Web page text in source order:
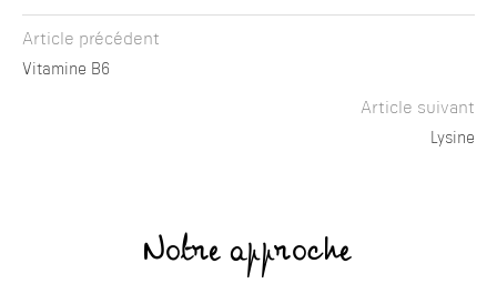
Article précédent
Vitamine B6
Article suivant
Lysine
Notre approche